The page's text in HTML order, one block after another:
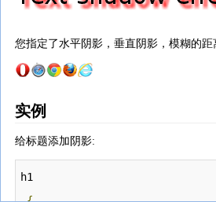
您指定了水平阴影，垂直阴影，模糊的距
实例
给标题添加阴影:
h1